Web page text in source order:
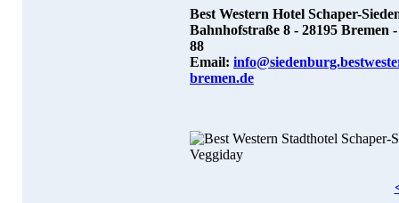
Best Western Hotel Schaper-
Bahnhofstraße 8 - 28195 Bremen
88
Email:
bremen.de